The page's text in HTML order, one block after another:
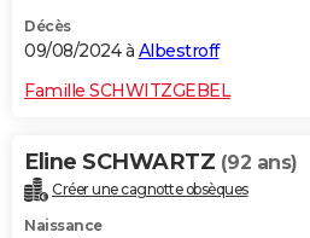
Décès
09/08/2024 à Albestroff
Famille SCHWITZGEBEL
Eline SCHWARTZ (92 ans)
Créer une cagnotte obsèques
Naissance